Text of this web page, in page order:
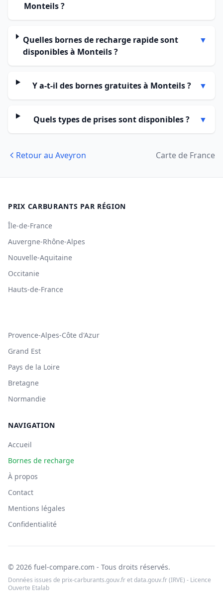
Monteils ?
Quelles bornes de recharge rapide sont
disponibles à Monteils ?
▼
Y a-t-il des bornes gratuites à Monteils ? ▼
Quels types de prises sont disponibles ? ▼
Retour au Aveyron Carte de France
PRIX CARBURANTS PAR RÉGION
Île-de-France
Auvergne-Rhône-Alpes
Nouvelle-Aquitaine
Occitanie
Hauts-de-France
Provence-Alpes-Côte d'Azur
Grand Est
Pays de la Loire
Bretagne
Normandie
NAVIGATION
Accueil
Bornes de recharge
À propos
Contact
Mentions légales
Confidentialité
© 2026 fuel-compare.com - Tous droits réservés.
Données issues de prix-carburants.gouv.fr et data.gouv.fr (IRVE) - Licence
Ouverte Etalab